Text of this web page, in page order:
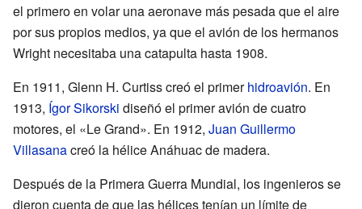
el primero en volar una aeronave más pesada que el aire
por sus propios medios, ya que el avión de los hermanos
Wright necesitaba una catapulta hasta 1908.
En 1911, Glenn H. Curtiss creó el primerhidroavión. En
1913, Ígor Sikorski diseñó el primer avión de cuatro
motores, el «Le Grand». En 1912, Juan Guillermo
Villasanacreó la hélice Anáhuac de madera.
Después de la Primera Guerra Mundial, los ingenieros se
dieron cuenta de que las hélices tenían un límite de